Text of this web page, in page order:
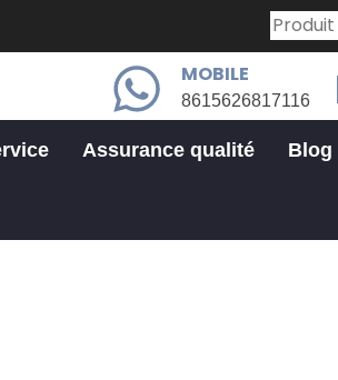
MOBILE
8615626817116
Assurance qualité Blog